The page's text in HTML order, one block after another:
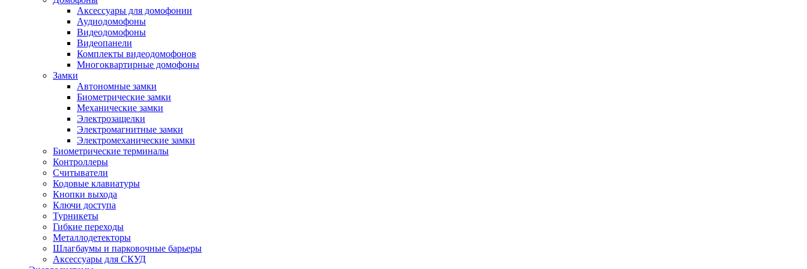
Аксессуары для домофонии
Аудиодомофоны
Видеодомофоны
Видеопанели
Комплекты видеодомофонов
Многоквартирные домофоны
Замки
Автономные замки
Биометрические замки
Механические замки
Электрозащелки
Электромагнитные замки
Электромеханические замки
Биометрические терминалы
Контроллеры
Считыватели
Кодовые клавиатуры
Кнопки выхода
Ключи доступа
Турникеты
Гибкие переходы
Металлодетекторы
Шлагбаумы и парковочные барьеры
Аксессуары для СКУД